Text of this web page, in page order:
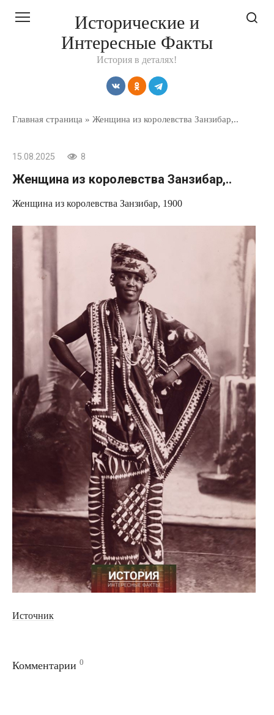
Исторические и
Интересные Факты
История в деталях!
Главная страница » Женщина из королевства Занзибар,..
15.08.2025 8
Женщина из королевства Занзибар,..
Женщина из королевства Занзибар, 1900
Источник
Комментарии 0